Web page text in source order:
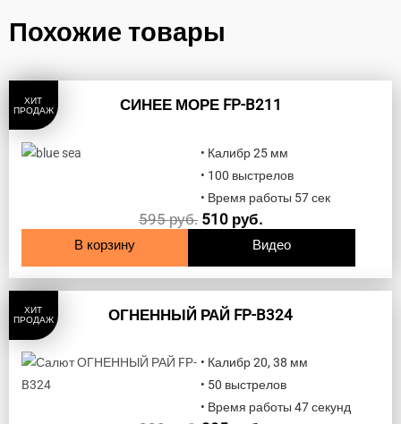
Похожие товары
ХИТ
ПРОДАЖ
СИНЕЕ МОРЕ FP-B211
• Калибр 25 мм
• 100 выстрелов
• Время работы 57 сек
595руб. 510 руб.
В корзину Видео
ХИТ
ПРОДАЖ
ОГНЕННЫЙ РАЙ FP-B324
• Калибр 20, 38 мм
• 50 выстрелов
• Время работы 47 секунд